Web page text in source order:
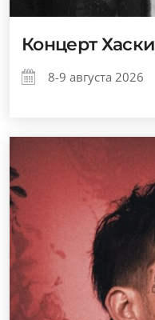
Концерт Хаски
8-9 августа 2026